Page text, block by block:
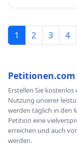
1 2 3 4
Petitionen.com
Erstellen Sie
Nutzung unserer
werden täglich in den
Petition eine
erreichen und auch
werden.